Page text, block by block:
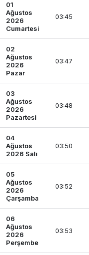
01
Ağustos
2026
Cumartesi
03:45
02
Ağustos
2026
Pazar
03:47
03
Ağustos
2026
Pazartesi
03:48
04
Ağustos
2026 Salı
03:50
05
Ağustos
2026
Çarşamba
03:52
06
Ağustos
2026
Perşembe
03:53